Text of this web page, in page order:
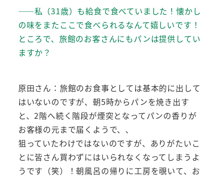
――私（31歳）も給食で食べていました！懐かし
の味をまたここで食べられるなんて嬉しいです！
ところで、旅館のお客さんにもパンは提供してい
ますか？
原田さん：旅館のお食事としては基本的に出して
はいないのですが、朝5時からパンを焼き出す
と、2階へ続く階段が煙突となってパンの香りが
お客様の元まで届くようで、、
狙っていたわけではないのですが、ありがたいこ
とに皆さん買わずにはいられなくなってしまうよ
うです（笑）！朝風呂の帰りに工房を覗いて、お